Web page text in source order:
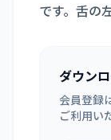
です。舌の
ダウン
会員登録
ご利用い